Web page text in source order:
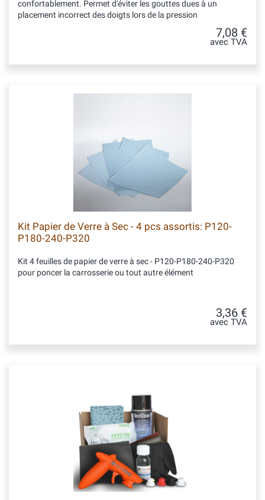
confortablement. Permet d'éviter les gouttes dues à un
placement incorrect des doigts lors de la pression
7,08 €
avec TVA
Kit Papier de Verre à Sec - 4 pcs assortis: P120-
P180-240-P320
Kit 4 feuilles de papier de verre à sec - P120-P180-240-P320
pour poncer la carrosserie ou tout autre élément
3,36 €
avec TVA